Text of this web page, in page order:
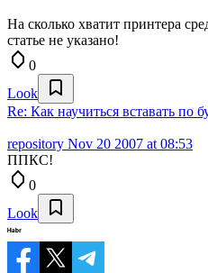
На сколько хватит принтера
статье не указано!
0
Look
Re: Как научиться вставать по
repository Nov 20 2007 at 08:53
ППКС!
0
Look